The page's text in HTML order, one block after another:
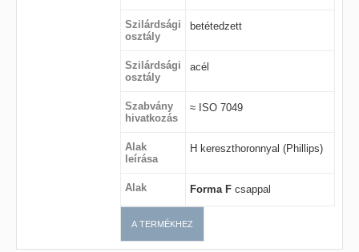
Szilárdsági
osztály
betétedzett
Szilárdsági
osztály
acél
Szabvány
hivatkozás
≈ ISO 7049
Alak
leírása
H kereszthoronnyal (Phillips)
Alak Forma Fcsappal
A TERMÉKHEZ